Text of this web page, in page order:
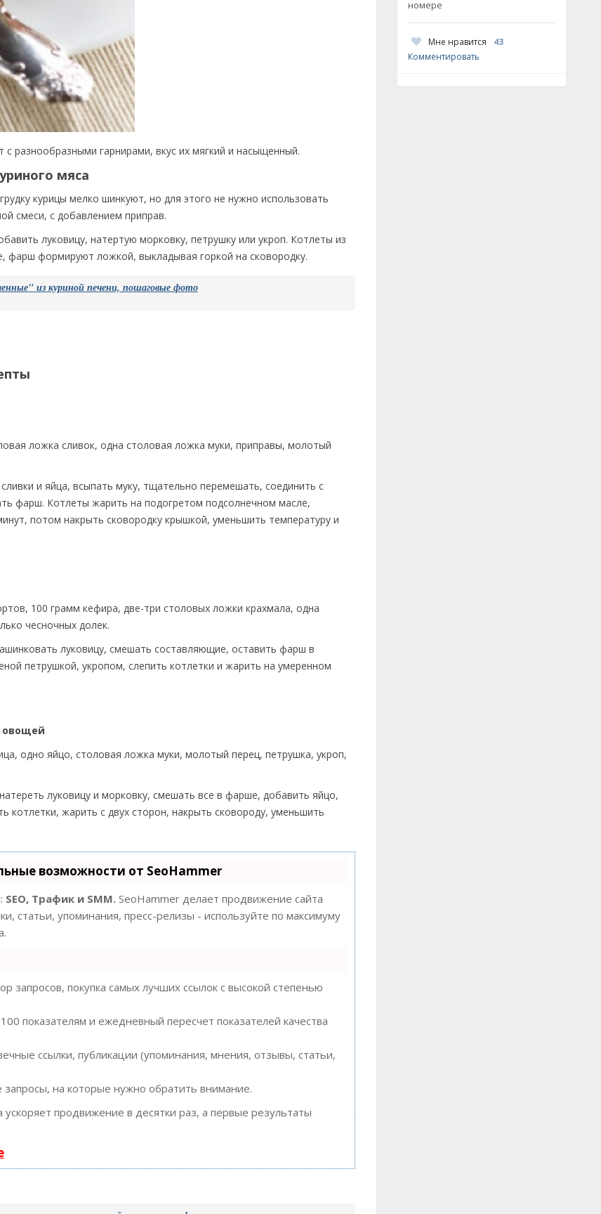
разнообразными гарнирами, вкус их мягкий и насыщенный.
мяса
курицы мелко шинкуют, но для этого не нужно использовать
смеси, с добавлением приправ.
луковицу, натертую морковку, петрушку или укроп. Котлеты из
фарш формируют ложкой, выкладывая горкой на сковородку.
из куриной печени, пошаговые фото
ложка сливок, одна столовая ложка муки, приправы, молотый
и яйца, всыпать муку, тщательно перемешать, соединить с
фарш. Котлеты жарить на подогретом подсолнечном масле,
потом накрыть сковородку крышкой, уменьшить температуру и
100 грамм кефира, две-три столовых ложки крахмала, одна
чесночных долек.
луковицу, смешать составляющие, оставить фарш в
петрушкой, укропом, слепить котлетки и жарить на умеренном
овощей
одно яйцо, столовая ложка муки, молотый перец, петрушка, укроп,
луковицу и морковку, смешать все в фарше, добавить яйцо,
котлетки, жарить с двух сторон, накрыть сковороду, уменьшить
возможности от SeoHammer
SEO, Трафик и SMM. SeoHammer делает продвижение сайта
статьи, упоминания, пресс-релизы - используйте по максимуму
покупка самых лучших ссылок с высокой степенью
показателям и ежедневный пересчет показателей качества
ссылки, публикации (упоминания, мнения, отзывы, статьи,
на которые нужно обратить внимание.
ускоряет продвижение в десятки раз, а первые результаты
номере
Мне нравится
43
Комментировать